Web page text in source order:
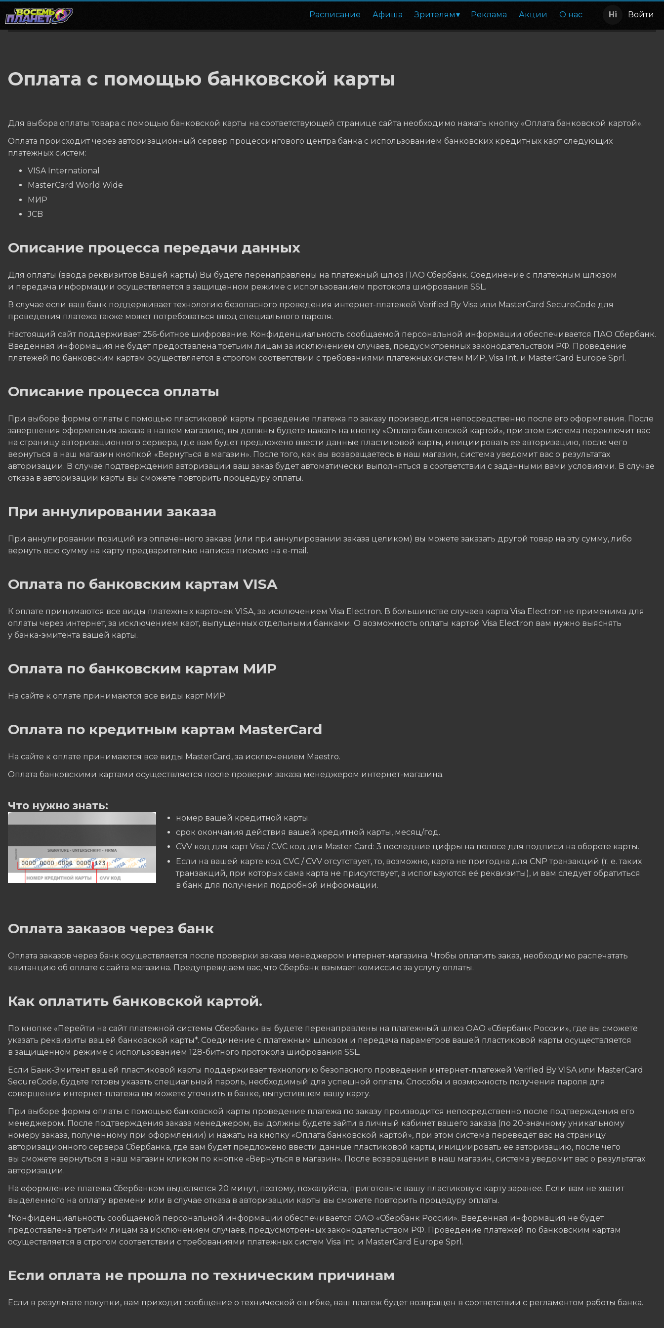
Расписание Афиша Зрителям Реклама Акции О нас Войти
Оплата с помощью банковской карты
Для выбора оплаты товара с помощью банковской карты на соответствующей странице сайта необходимо нажать кнопку «Оплата банковской картой».
Оплата происходит через авторизационный сервер процессингового центра банка с использованием банковских кредитных карт следующих
платежных систем:
VISA International
MasterCard World Wide
МИР
JCB
Описание процесса передачи данных
Для оплаты (ввода реквизитов Вашей карты) Вы будете перенаправлены на платежный шлюз ПАО Сбербанк. Соединение с платежным шлюзом
и передача информации осуществляется в защищенном режиме с использованием протокола шифрования SSL.
В случае если ваш банк поддерживает технологию безопасного проведения интернет-платежей Verified By Visa или MasterCard SecureCode для
проведения платежа также может потребоваться ввод специального пароля.
Настоящий сайт поддерживает 256-битное шифрование. Конфиденциальность сообщаемой персональной информации обеспечивается ПАО Сбербанк.
Введенная информация не будет предоставлена третьим лицам за исключением случаев, предусмотренных законодательством РФ. Проведение
платежей по банковским картам осуществляется в строгом соответствии с требованиями платежных систем МИР, Visa Int. и MasterCard Europe Sprl.
Описание процессa оплаты
При выборе формы оплаты с помощью пластиковой карты проведение платежа по заказу производится непосредственно после его оформления. После
завершения оформления заказа в нашем магазине, вы должны будете нажать на кнопку «Оплата банковской картой», при этом система переключит вас
на страницу авторизационного сервера, где вам будет предложено ввести данные пластиковой карты, инициировать ее авторизацию, после чего
вернуться в наш магазин кнопкой «Вернуться в магазин». После того, как вы возвращаетесь в наш магазин, система уведомит вас о результатах
авторизации. В случае подтверждения авторизации ваш заказ будет автоматически выполняться в соответствии с заданными вами условиями. В случае
отказа в авторизации карты вы сможете повторить процедуру оплаты.
При аннулировании заказа
При аннулировании позиций из оплаченного заказа (или при аннулировании заказа целиком) вы можете заказать другой товар на эту сумму, либо
вернуть всю сумму на карту предварительно написав письмо на e-mail.
Оплата по банковским картам VISA
К оплате принимаются все виды платежных карточек VISA, за исключением Visa Electron. В большинстве случаев карта Visa Electron не применима для
оплаты через интернет, за исключением карт, выпущенных отдельными банками. О возможность оплаты картой Visa Electron вам нужно выяснять
у банка-эмитента вашей карты.
Оплата по банковским картам МИР
На сайте к оплате принимаются все виды карт МИР.
Оплата по кредитным картам MasterCard
На сайте к оплате принимаются все виды MasterCard, за исключением Maestro.
Оплата банковскими картами осуществляется после проверки заказа менеджером интернет-магазина.
Что нужно знать:
номер вашей кредитной карты.
cрок окончания действия вашей кредитной карты, месяц/год.
CVV код для карт Visa / CVC код для Master Card: 3 последние цифры на полосе для подписи на обороте карты.
Если на вашей карте код CVC / CVV отсутствует, то, возможно, карта не пригодна для CNP транзакций (т. е. таких
транзакций, при которых сама карта не присутствует, а используются её реквизиты), и вам следует обратиться
в банк для получения подробной информации.
Оплата заказов через банк
Оплата заказов через банк осуществляется после проверки заказа менеджером интернет-магазина. Чтобы оплатить заказ, необходимо распечатать
квитанцию об оплате с сайта магазина. Предупреждаем вас, что Сбербанк взымает комиссию за услугу оплаты.
Как оплатить банковской картой.
По кнопке «Перейти на сайт платежной системы Сбербанк» вы будете перенаправлены на платежный шлюз ОАО «Сбербанк России», где вы сможете
указать реквизиты вашей банковской карты*. Соединение с платежным шлюзом и передача параметров вашей пластиковой карты осуществляется
в защищенном режиме с использованием 128-битного протокола шифрования SSL.
Если Банк-Эмитент вашей пластиковой карты поддерживает технологию безопасного проведения интернет-платежей Verified By VISA или MasterCard
SecureCode, будьте готовы указать специальный пароль, необходимый для успешной оплаты. Способы и возможность получения пароля для
совершения интернет-платежа вы можете уточнить в банке, выпустившем вашу карту.
При выборе формы оплаты с помощью банковской карты проведение платежа по заказу производится непосредственно после подтверждения его
менеджером. После подтверждения заказа менеджером, вы должны будете зайти в личный кабинет вашего заказа (по 20-значному уникальному
номеру заказа, полученному при оформлении) и нажать на кнопку «Оплата банковской картой», при этом система переведёт вас на страницу
авторизационного сервера Сбербанка, где вам будет предложено ввести данные пластиковой карты, инициировать ее авторизацию, после чего
вы сможете вернуться в наш магазин кликом по кнопке «Вернуться в магазин». После возвращения в наш магазин, система уведомит вас о результатах
авторизации.
На оформление платежа Сбербанком выделяется 20 минут, поэтому, пожалуйста, приготовьте вашу пластиковую карту заранее. Если вам не хватит
выделенного на оплату времени или в случае отказа в авторизации карты вы сможете повторить процедуру оплаты.
*Конфиденциальность сообщаемой персональной информации обеспечивается ОАО «Сбербанк России». Введенная информация не будет
предоставлена третьим лицам за исключением случаев, предусмотренных законодательством РФ. Проведение платежей по банковским картам
осуществляется в строгом соответствии с требованиями платежных систем Visa Int. и MasterCard Europe Sprl.
Если оплата не прошла по техническим причинам
Если в результате покупки, вам приходит сообщение о технической ошибке, ваш платеж будет возвращен в соответствии с регламентом работы банка.